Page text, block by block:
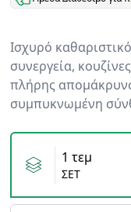
Ισχυρό
συνεργεία,
πλήρης
συμπυκνωμένη
Variants
1 τεμ
ΣΕΤ